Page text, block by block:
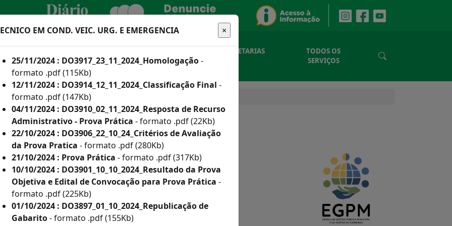
SECRETARIAS
TODOS OS
SERVIÇOS
aqui os editais
Inscritos Como Deficientes por Ano
Ano
EM COND. VEIC. URG. E EMERGENCIA
25/11/2024 : DO3917_23_11_2024_Homologação-
formato .pdf (115Kb)
12/11/2024 : DO3914_12_11_2024_Classificação Final -
formato .pdf (147Kb)
04/11/2024 : DO3910_02_11_2024_Resposta de Recurso
Administrativo - Prova Prática - formato .pdf (22Kb)
22/10/2024 : DO3906_22_10_24_Critérios de Avaliação
da Prova Pratica - formato .pdf (280Kb)
21/10/2024 : Prova Prática - formato .pdf (317Kb)
10/10/2024 : DO3901_10_10_2024_Resultado da Prova
Objetiva e Edital de Convocação para Prova Prática -
formato .pdf (225Kb)
01/10/2024 : DO3897_01_10_2024_Republicação de
Gabarito- formato .pdf (155Kb)